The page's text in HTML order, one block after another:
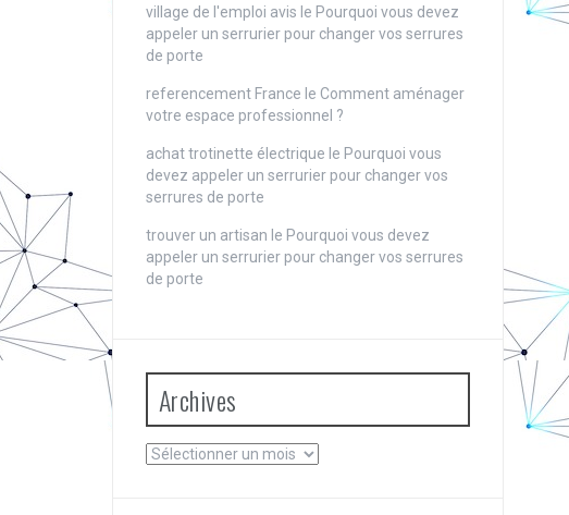
village de l'emploi avis le Pourquoi vous devez
appeler un serrurier pour changer vos serrures
de porte
referencement France le Comment aménager
votre espace professionnel ?
achat trotinette électrique le Pourquoi vous
devez appeler un serrurier pour changer vos
serrures de porte
trouver un artisan le Pourquoi vous devez
appeler un serrurier pour changer vos serrures
de porte
Archives
Archives